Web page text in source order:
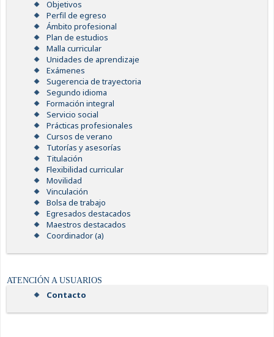
Objetivos
Perfil de egreso
Ámbito profesional
Plan de estudios
Malla curricular
Unidades de aprendizaje
Exámenes
Sugerencia de trayectoria
Segundo idioma
Formación integral
Servicio social
Prácticas profesionales
Cursos de verano
Tutorías y asesorías
Titulación
Flexibilidad curricular
Movilidad
Vinculación
Bolsa de trabajo
Egresados destacados
Maestros destacados
Coordinador (a)
ATENCIÓN A USUARIOS
Contacto